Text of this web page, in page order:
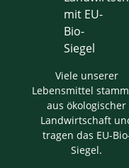
Viele unserer
Lebensmittel
aus ökologischer
Landwirtschaft
tragen das EU-
Siegel.